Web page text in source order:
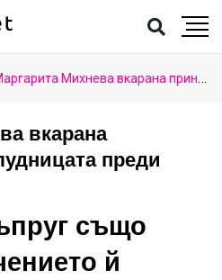
Михнева вкарана принудително в лудницата преди Коледа
вкарана
преди
също
й